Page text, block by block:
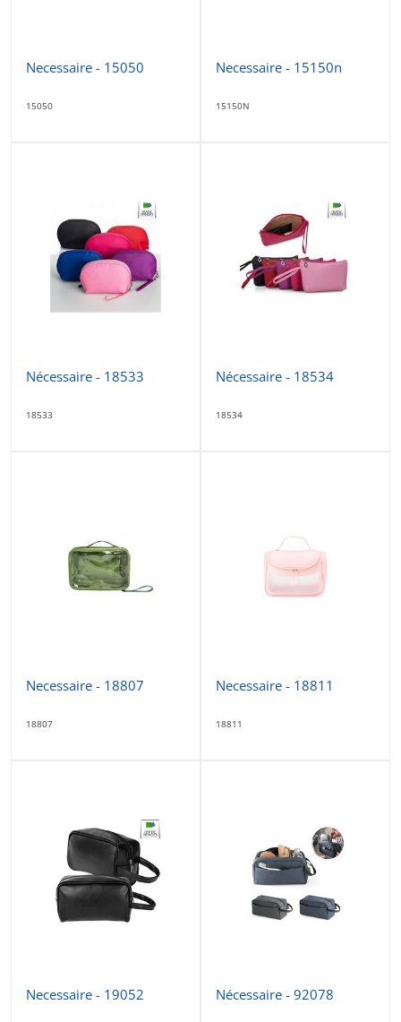
Necessaire - 15050
15050
Necessaire - 15150n
15150N
Nécessaire - 18533
18533
Nécessaire - 18534
18534
Necessaire - 18807
18807
Necessaire - 18811
18811
Necessaire - 19052 Nécessaire - 92078